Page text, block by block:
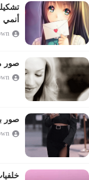
أنمي
صور
صور
خلفيات